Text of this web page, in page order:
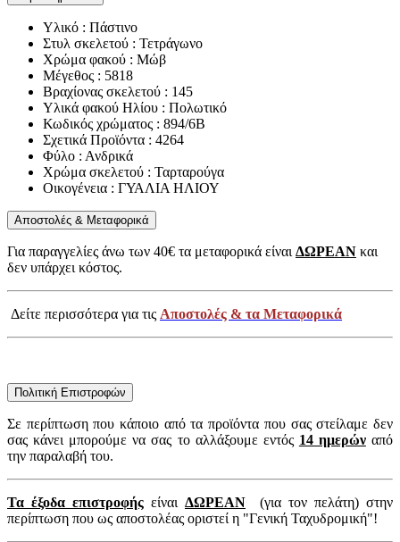
Υλικό : Πάστινο
Στυλ σκελετού : Τετράγωνο
Χρώμα φακού : Μώβ
Μέγεθος : 5818
Βραχίονας σκελετού : 145
Υλικά φακού Ηλίου : Πολωτικό
Κωδικός χρώματος : 894/6B
Σχετικά Προϊόντα : 4264
Φύλο : Ανδρικά
Χρώμα σκελετού : Ταρταρούγα
Οικογένεια : ΓΥΑΛΙΑ ΗΛΙΟΥ
Αποστολές & Μεταφορικά
Για παραγγελίες άνω των 40€ τα μεταφορικά είναιΔΩΡΕΑΝ και
δεν υπάρχει κόστος.
Δείτε περισσότερα για τις Αποστολές & τα Μεταφορικά
Πολιτική Επιστροφών
Σε περίπτωση που κάποιο από τα προϊόντα που σας στείλαμε δεν
σας κάνει μπορούμε να σας το αλλάξουμε εντός 14 ημερώναπό
την παραλαβή του.
Τα έξοδα επιστροφής είναι ΔΩΡΕΑΝ (για τον πελάτη) στην
περίπτωση που ως αποστολέας οριστεί η "Γενική Ταχυδρομική"!